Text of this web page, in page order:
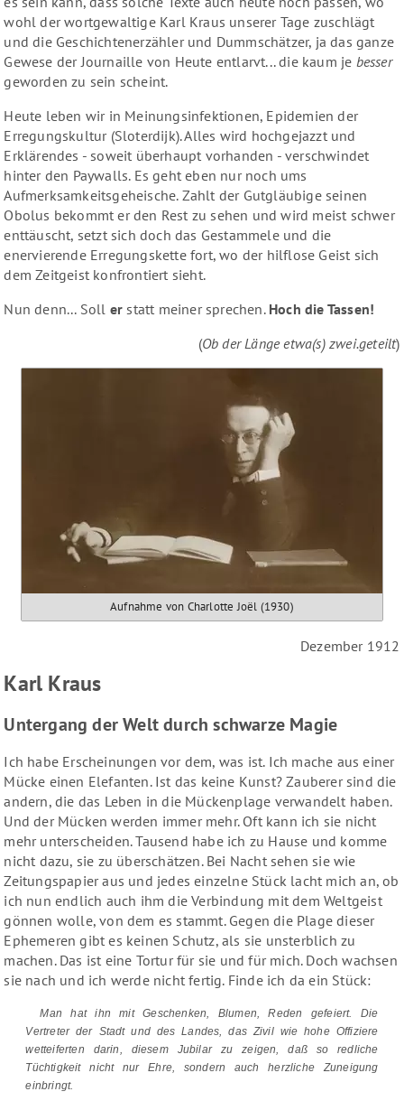
wohl der wortgewaltige Karl Kraus unserer Tage zuschlägt
und die Geschichtenerzähler und Dummschätzer, ja das ganze
Gewese der Journaille von Heute entlarvt... die kaum je besser
geworden zu sein scheint.
Heute leben wir in Meinungsinfektionen, Epidemien der
Erregungskultur (Sloterdijk). Alles wird hochgejazzt und
Erklärendes - soweit überhaupt vorhanden - verschwindet
hinter den Paywalls. Es geht eben nur noch ums
Aufmerksamkeitsgeheische. Zahlt der Gutgläubige seinen
Obolus bekommt er den Rest zu sehen und wird meist schwer
enttäuscht, setzt sich doch das Gestammele und die
enervierende Erregungskette fort, wo der hilflose Geist sich
dem Zeitgeist konfrontiert sieht.
Nun denn... Soll er statt meiner sprechen. Hoch die Tassen!
(Ob der Länge etwa(s) zwei.geteilt)
Aufnahme von Charlotte Joël (1930)
Dezember 1912
Karl Kraus
Untergang der Welt durch schwarze Magie
Ich habe Erscheinungen vor dem, was ist. Ich mache aus einer
Mücke einen Elefanten. Ist das keine Kunst? Zauberer sind die
andern, die das Leben in die Mückenplage verwandelt haben.
Und der Mücken werden immer mehr. Oft kann ich sie nicht
mehr unterscheiden. Tausend habe ich zu Hause und komme
nicht dazu, sie zu überschätzen. Bei Nacht sehen sie wie
Zeitungspapier aus und jedes einzelne Stück lacht mich an, ob
ich nun endlich auch ihm die Verbindung mit dem Weltgeist
gönnen wolle, von dem es stammt. Gegen die Plage dieser
Ephemeren gibt es keinen Schutz, als sie unsterblich zu
machen. Das ist eine Tortur für sie und für mich. Doch wachsen
sie nach und ich werde nicht fertig. Finde ich da ein Stück:
Man hat ihn mit Geschenken, Blumen, Reden gefeiert. Die
Vertreter der Stadt und des Landes, das Zivil wie hohe Offiziere
wetteiferten darin, diesem Jubilar zu zeigen, daß so redliche
Tüchtigkeit nicht nur Ehre, sondern auch herzliche Zuneigung
einbringt.